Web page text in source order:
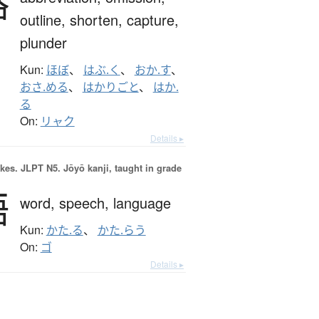
outline, shorten, capture,
plunder
Kun: ほぼ、 はぶ.く 、 おか.す、
おさ.める、 はかりごと、 はか.
る
On: リャク
Details ▸
JLPT N5. Jōyō kanji, taught in grade
word, speech, language
Kun: かた.る、 かた.らう
On: ゴ
Details ▸